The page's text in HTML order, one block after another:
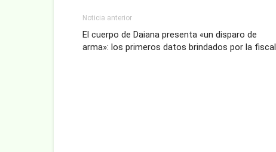
Noticia anterior
El cuerpo de Daiana presenta «un disparo de
arma»: los primeros datos brindados por la fiscal